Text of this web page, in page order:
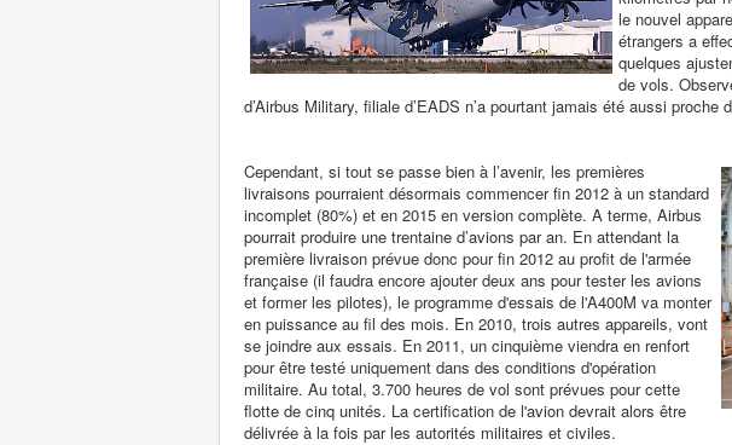
le nouvel
étrangers a
quelques
de vols.
d’Airbus Military, filiale d’EADS n’a pourtant jamais été aussi proche
Cependant, si tout se passe bien à l’avenir, les premières
livraisons pourraient désormais commencer fin 2012 à un standard
incomplet (80%) et en 2015 en version complète. A terme, Airbus
pourrait produire une trentaine d’avions par an. En attendant la
première livraison prévue donc pour fin 2012 au profit de l'armée
française (il faudra encore ajouter deux ans pour tester les avions
et former les pilotes), le programme d'essais de l'A400M va monter
en puissance au fil des mois. En 2010, trois autres appareils, vont
se joindre aux essais. En 2011, un cinquième viendra en renfort
pour être testé uniquement dans des conditions d'opération
militaire. Au total, 3.700 heures de vol sont prévues pour cette
flotte de cinq unités. La certification de l'avion devrait alors être
délivrée à la fois par les autorités militaires et civiles.